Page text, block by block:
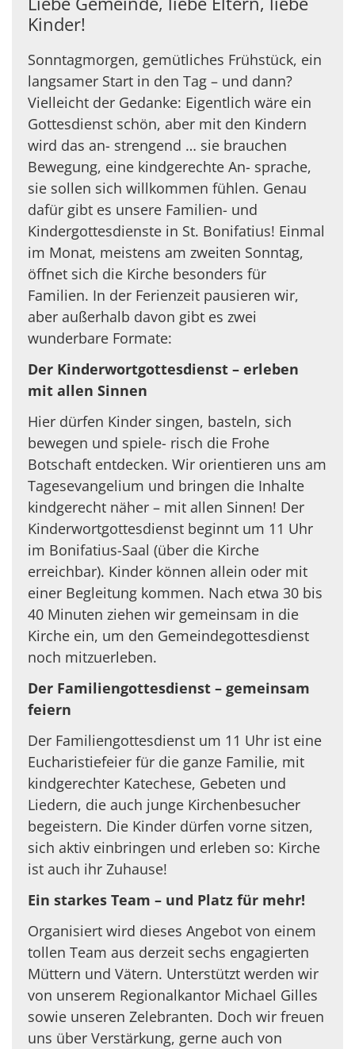
Kinder!
Sonntagmorgen, gemütliches Frühstück, ein
langsamer Start in den Tag – und dann?
Vielleicht der Gedanke: Eigentlich wäre ein
Gottesdienst schön, aber mit den Kindern
wird das an- strengend … sie brauchen
Bewegung, eine kindgerechte An- sprache,
sie sollen sich willkommen fühlen. Genau
dafür gibt es unsere Familien- und
Kindergottesdienste in St. Bonifatius! Einmal
im Monat, meistens am zweiten Sonntag,
öffnet sich die Kirche besonders für
Familien. In der Ferienzeit pausieren wir,
aber außerhalb davon gibt es zwei
wunderbare Formate:
Der Kinderwortgottesdienst – erleben
mit allen Sinnen
Hier dürfen Kinder singen, basteln, sich
bewegen und spiele- risch die Frohe
Botschaft entdecken. Wir orientieren uns am
Tagesevangelium und bringen die Inhalte
kindgerecht näher – mit allen Sinnen! Der
Kinderwortgottesdienst beginnt um 11 Uhr
im Bonifatius-Saal (über die Kirche
erreichbar). Kinder können allein oder mit
einer Begleitung kommen. Nach etwa 30 bis
40 Minuten ziehen wir gemeinsam in die
Kirche ein, um den Gemeindegottesdienst
noch mitzuerleben.
Der Familiengottesdienst – gemeinsam
feiern
Der Familiengottesdienst um 11 Uhr ist eine
Eucharistiefeier für die ganze Familie, mit
kindgerechter Katechese, Gebeten und
Liedern, die auch junge Kirchenbesucher
begeistern. Die Kinder dürfen vorne sitzen,
sich aktiv einbringen und erleben so: Kirche
ist auch ihr Zuhause!
Ein starkes Team – und Platz für mehr!
Organisiert wird dieses Angebot von einem
tollen Team aus derzeit sechs engagierten
Müttern und Vätern. Unterstützt werden wir
von unserem Regionalkantor Michael Gilles
sowie unseren Zelebranten. Doch wir freuen
uns über Verstärkung, gerne auch von